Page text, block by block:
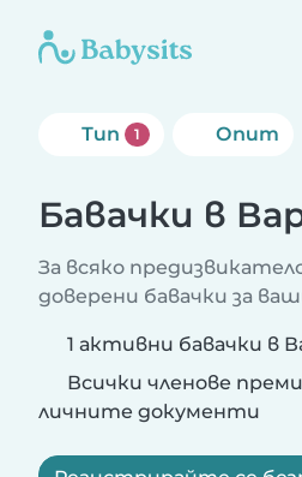
Тип 1 Опит
Бавачки в
За всяко
доверени бавачки за
1 активни бавачки в
Всички членове
личните документи